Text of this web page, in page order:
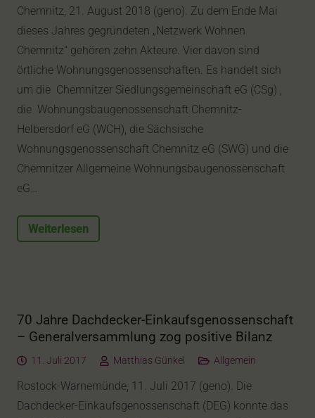
Chemnitz, 21. August 2018 (geno). Zu dem Ende Mai
dieses Jahres gegründeten „Netzwerk Wohnen
Chemnitz“ gehören zehn Akteure. Vier davon sind
örtliche Wohnungsgenossenschaften. Es handelt sich
um die Chemnitzer Siedlungsgemeinschaft eG (CSg) ,
die Wohnungsbaugenossenschaft Chemnitz-
Helbersdorf eG (WCH), die Sächsische
Wohnungsgenossenschaft Chemnitz eG (SWG) und die
Chemnitzer Allgemeine Wohnungsbaugenossenschaft
eG…
Weiterlesen
70 Jahre Dachdecker-Einkaufsgenossenschaft
– Generalversammlung zog positive Bilanz
11. Juli 2017 Matthias Günkel Allgemein
Rostock-Warnemünde, 11. Juli 2017 (geno). Die
Dachdecker-Einkaufsgenossenschaft (DEG) konnte das